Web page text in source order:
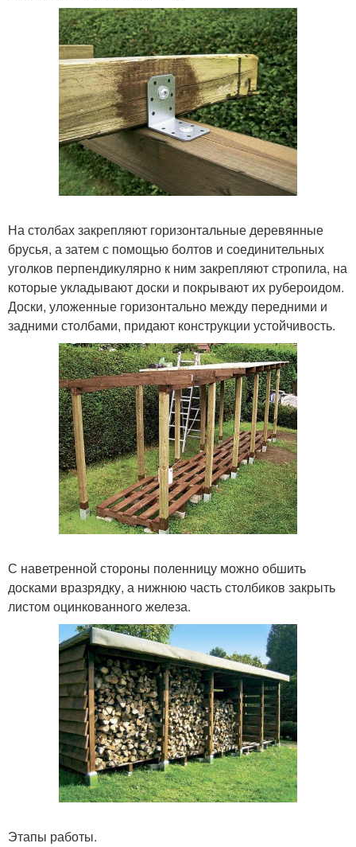
На столбах закрепляют горизонтальные деревянные
брусья, а затем с помощью болтов и соединительных
уголков перпендикулярно к ним закрепляют стропила, на
которые укладывают доски и покрывают их рубероидом.
Доски, уложенные горизонтально между передними и
задними столбами, придают конструкции устойчивость.
С наветренной стороны поленницу можно обшить
досками вразрядку, а нижнюю часть столбиков закрыть
листом оцинкованного железа.
Этапы работы.